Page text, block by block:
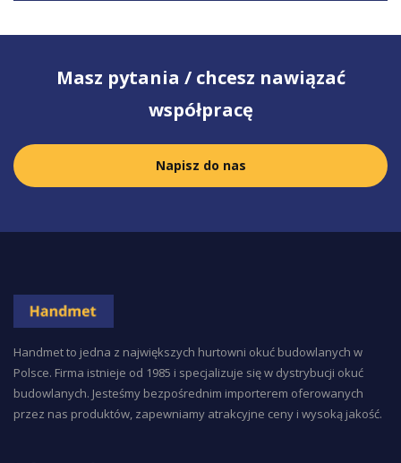
Masz pytania / chcesz nawiązać
współpracę
Napisz do nas
Handmet to jedna z największych hurtowni okuć budowlanych w
Polsce. Firma istnieje od 1985 i specjalizuje się w dystrybucji okuć
budowlanych. Jesteśmy bezpośrednim importerem oferowanych
przez nas produktów, zapewniamy atrakcyjne ceny i wysoką jakość.